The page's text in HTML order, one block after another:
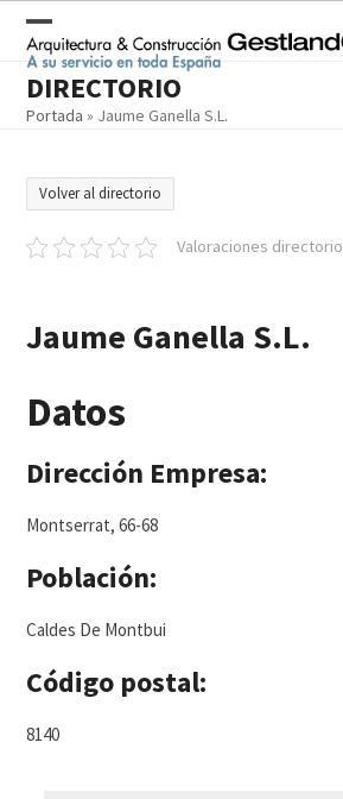
contentOpen
mobile
menu
Close
mobile
menu
DIRECTORIO
Portada » Jaume Ganella S.L.
Volver al directorio
Valoraciones directorio
Jaume Ganella S.L.
Datos
Dirección Empresa:
Montserrat, 66-68
Población:
Caldes De Montbui
Código postal:
8140